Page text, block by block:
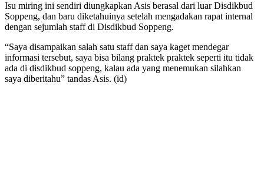
Isu miring ini sendiri diungkapkan Asis berasal dari luar Disdikbud
Soppeng, dan baru diketahuinya setelah mengadakan rapat internal
dengan sejumlah staff di Disdikbud Soppeng.
“Saya disampaikan salah satu staff dan saya kaget mendegar
informasi tersebut, saya bisa bilang praktek praktek seperti itu tidak
ada di disdikbud soppeng, kalau ada yang menemukan silahkan
saya diberitahu” tandas Asis. (id)